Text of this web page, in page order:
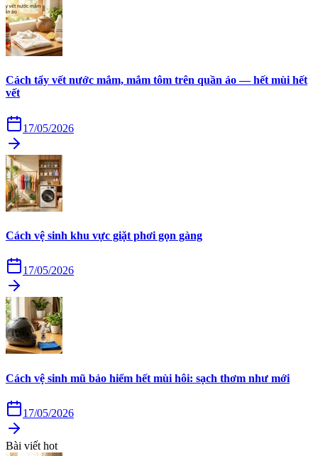
Cách tẩy vết nước mắm, mắm tôm trên quần áo — hết mùi hết
vết
17/05/2026
Cách vệ sinh khu vực giặt phơi gọn gàng
17/05/2026
Cách vệ sinh mũ bảo hiểm hết mùi hôi: sạch thơm như mới
17/05/2026
Bài viết hot